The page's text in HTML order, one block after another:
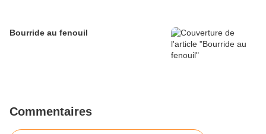
Bourride au fenouil
Commentaires